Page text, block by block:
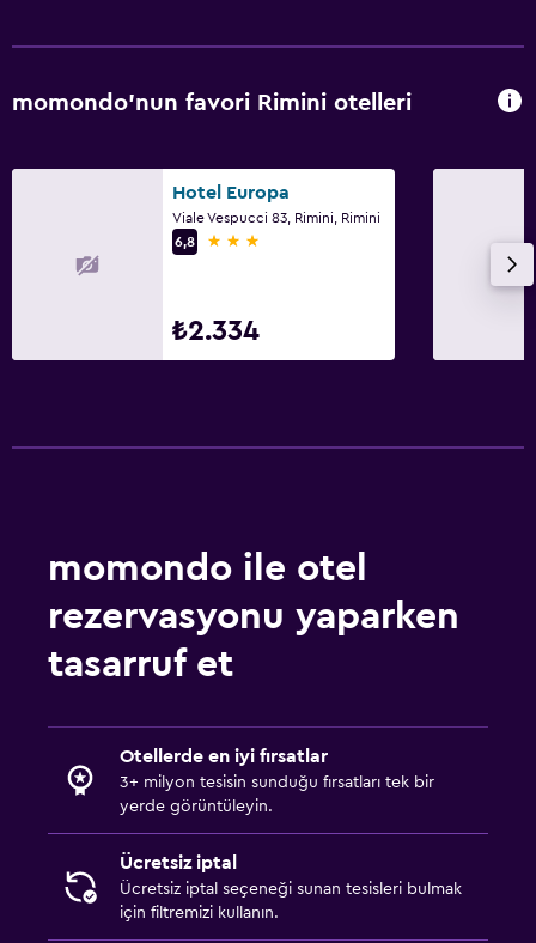
momondo'nun favori Rimini otelleri
Hotel Europa
Viale Vespucci 83, Rimini, Rimini
6,8
3 yıldız
₺2.334
momondo ile otel
rezervasyonu yaparken
tasarruf et
Otellerde en iyi fırsatlar
3+ milyon tesisin sunduğu fırsatları tek bir
yerde görüntüleyin.
Ücretsiz iptal
Ücretsiz iptal seçeneği sunan tesisleri bulmak
için filtremizi kullanın.